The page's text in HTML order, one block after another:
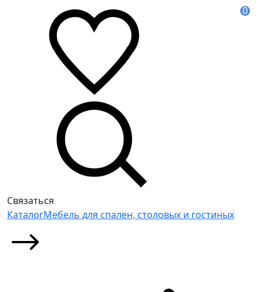
0
Связаться
КаталогМебель для спален, столовых и гостиных